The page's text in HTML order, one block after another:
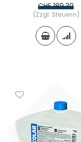
CHF 189.30
(Zzgl. Steuern)